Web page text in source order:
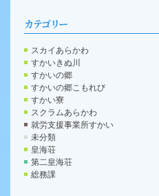
カテゴリー
スカイあらかわ
すかいきぬ川
すかいの郷
すかいの郷こもれび
すかい寮
スクラムあらかわ
就労支援事業所すかい
未分類
皇海荘
第二皇海荘
総務課